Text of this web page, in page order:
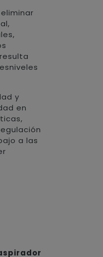
y
en
a las